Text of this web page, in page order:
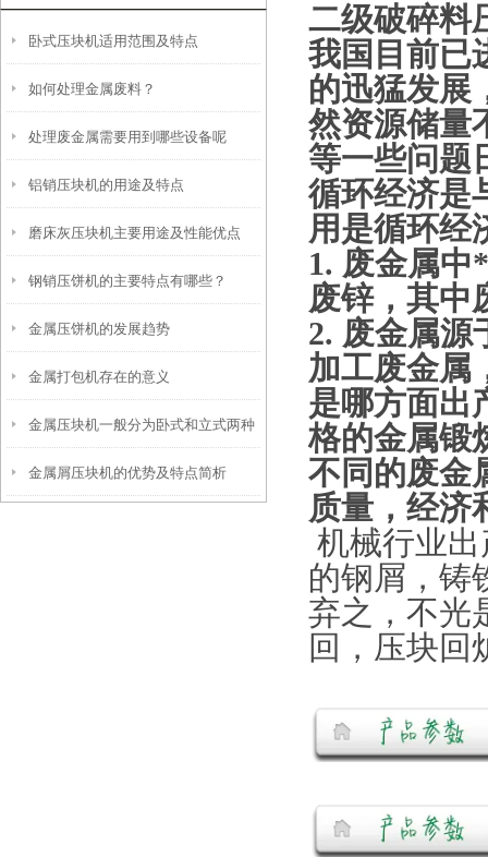
卧式压块机适用范围及特点
如何处理金属废料？
处理废金属需要用到哪些设备呢
铝销压块机的用途及特点
磨床灰压块机主要用途及性能优点
钢销压饼机的主要特点有哪些？
金属压饼机的发展趋势
金属打包机存在的意义
金属压块机一般分为卧式和立式两种
金属屑压块机的优势及特点简析
二级破碎料
我国目前已
的迅猛发展
然资源储量
等一些问题
循环经济是
用是循环经
1. 废金属中
废锌，其中
2. 废金属源
加工废金属
是哪方面出
格的金属锻
不同的废金
质量，经济
机械行业
的钢屑，铸
弃之，不光
回，压块回